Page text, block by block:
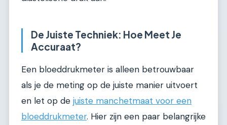
De Juiste Techniek: Hoe Meet Je
Accuraat?
Een bloeddrukmeter is alleen betrouwbaar
als je de meting op de juiste manier uitvoert
en let op de juiste manchetmaat voor een
bloeddrukmeter. Hier zijn een paar belangrijke